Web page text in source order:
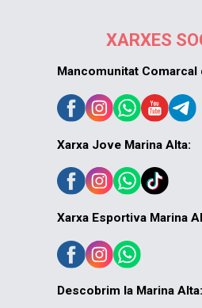
XARXES
Mancomunitat Comarcal
Xarxa Jove Marina Alta:
Xarxa Esportiva Marina
Descobrim la Marina Alta: